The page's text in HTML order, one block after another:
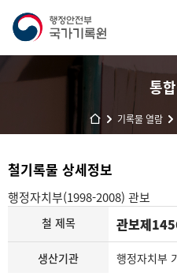
통
기록물 열람
철기록물 상세정보
행정자치부(1998-2008) 관보
철 제목 관보제
생산기관 행정자치부